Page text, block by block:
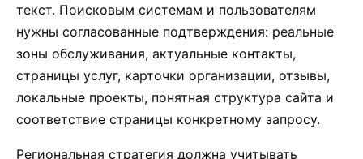
текст. Поисковым системам и пользователям
нужны согласованные подтверждения: реальные
зоны обслуживания, актуальные контакты,
страницы услуг, карточки организации, отзывы,
локальные проекты, понятная структура сайта и
соответствие страницы конкретному запросу.
Региональная стратегия должна учитывать